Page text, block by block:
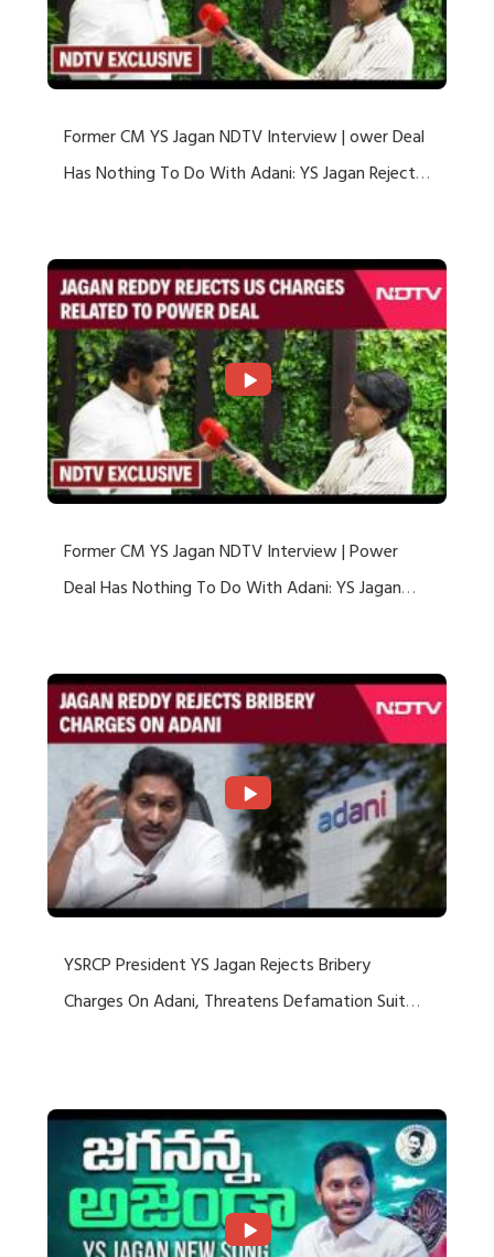
Former CM YS Jagan NDTV Interview | ower Deal
Has Nothing To Do With Adani: YS Jagan Rejects
Former CM YS Jagan NDTV Interview | Power
Deal Has Nothing To Do With Adani: YS Jagan
YSRCP President YS Jagan Rejects Bribery
Charges On Adani, Threatens Defamation Suit